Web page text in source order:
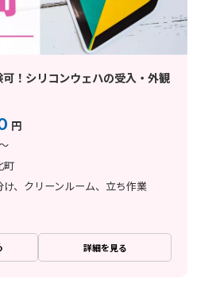
可！シリコンウェハの受入・外観
円
町
、クリーンルーム、立ち作業
詳細を見る